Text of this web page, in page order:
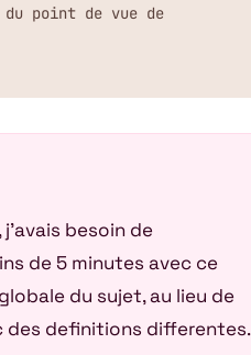
point de vue de
besoin de
de 5 minutes avec ce
du sujet, au lieu de
des definitions differentes.